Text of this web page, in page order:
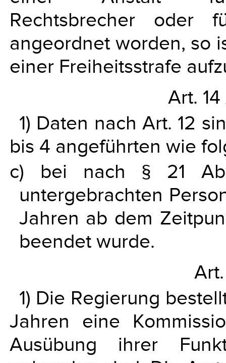
Rechtsbrecher oder
angeordnet worden, so
einer Freiheitsstrafe
Art.
1) Daten nach Art. 12
bis 4 angeführten wie
c) bei nach § 21
untergebrachten
Jahren ab dem
beendet wurde.
1) Die Regierung
Jahren eine
Ausübung ihrer